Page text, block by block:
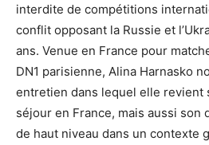
interdite de compétitions
conflit opposant la Russie et
ans. Venue en France pour
DN1 parisienne, Alina Harnasko
entretien dans lequel elle revient
séjour en France, mais aussi son
de haut niveau dans un contexte